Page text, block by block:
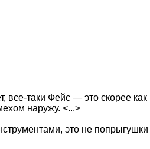
все-таки Фейс — это скорее как
наружу. <...>
это не попрыгушки